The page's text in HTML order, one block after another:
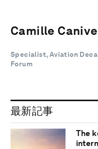
Camille
Specialist, Aviation
Forum
最新記事
The